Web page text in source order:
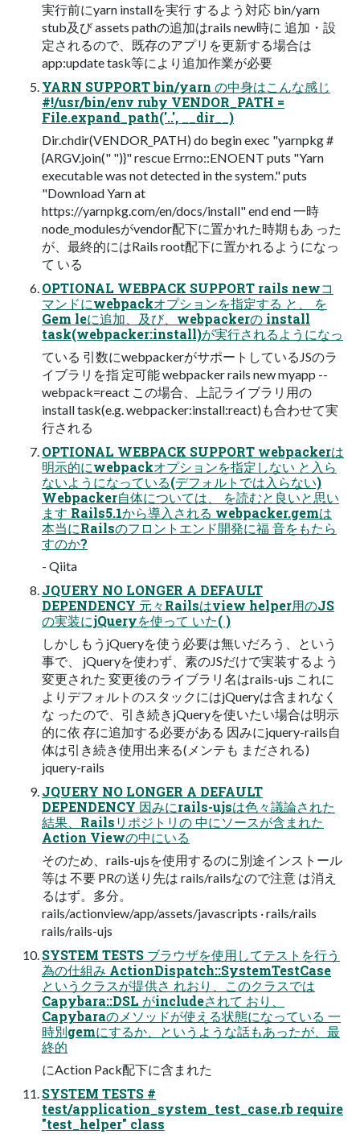
実行前にyarn installを実行 するよう対応 bin/yarn
stub及び assets pathの追加はrails new時に 追加・設
定されるので、既存のアプリを更新する場合は
app:update task等により追加作業が必要
YARN SUPPORT bin/yarn の中身はこんな感じ
#!/usr/bin/env ruby VENDOR_PATH =
File.expand_path('..', __dir__)
Dir.chdir(VENDOR_PATH) do begin exec "yarnpkg #
{ARGV.join(" ")}" rescue Errno::ENOENT puts "Yarn
executable was not detected in the system." puts
"Download Yarn at
https://yarnpkg.com/en/docs/install" end end 一時
node_modulesがvendor配下に置かれた時期もあ った
が、最終的にはRails root配下に置かれるようになっ
て いる
OPTIONAL WEBPACK SUPPORT rails newコ
マンドにwebpackオプションを指定する と、 を
Gem leに追加、及び、webpackerの install
task(webpacker:install)が実行されるようになっ
ている 引数にwebpackerがサポートしているJSのラ
イブラリを指 定可能 webpacker rails new myapp --
webpack=react この場合、上記ライブラリ用の
install task(e.g. webpacker:install:react)も合わせて実
行される
OPTIONAL WEBPACK SUPPORT webpackerは
明示的にwebpackオプションを指定しない と入ら
ないようになっている(デフォルトでは入らない)
Webpacker自体については、 を読むと良いと思い
ます Rails5.1から導入される webpacker.gemは
本当にRailsのフロントエンド開発に福 音をもたら
すのか?
- Qiita
JQUERY NO LONGER A DEFAULT
DEPENDENCY 元々Railsはview helper用のJS
の実装にjQueryを使って いた( )
しかしもうjQueryを使う必要は無いだろう、という
事で、 jQueryを使わず、素のJSだけで実装するよう
変更された 変更後のライブラリ名はrails-ujs これに
よりデフォルトのスタックにはjQueryは含まれなく
な ったので、引き続きjQueryを使いたい場合は明示
的に依 存に追加する必要がある 因みにjquery-rails自
体は引き続き使用出来る(メンテも まだされる)
jquery-rails
JQUERY NO LONGER A DEFAULT
DEPENDENCY 因みにrails-ujsは色々議論された
結果、Railsリポジトリの 中にソースが含まれた
Action Viewの中にいる
そのため、rails-ujsを使用するのに別途インストール
等は 不要 PRの送り先は rails/railsなので注意 は消え
るはず。多分。
rails/actionview/app/assets/javascripts · rails/rails
rails/rails-ujs
SYSTEM TESTS ブラウザを使用してテストを行う
為の仕組み ActionDispatch::SystemTestCase
というクラスが提供さ れおり、このクラスでは
Capybara::DSL がincludeされて おり、
Capybaraのメソッドが使える状態になっている 一
時別gemにするか、というような話もあったが、最
終的
にAction Pack配下に含まれた
SYSTEM TESTS #
test/application_system_test_case.rb require
"test_helper" class